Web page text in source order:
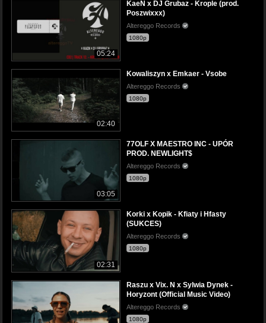
05:24
KaeN x DJ Grubaz - Krople (prod.
Poszwixxx)
Altereggo Records
1080p
02:40
Kowaliszyn x Emkaer - Vsobe
Altereggo Records
1080p
03:05
77OLF X MAESTRO INC - UPÓR
PROD. NEWLIGHT$
Altereggo Records
1080p
02:31
Korki x Kopik - Kfiaty i Hfasty
(SUKCES)
Altereggo Records
1080p
Raszu x Vix. N x Sylwia Dynek -
Horyzont (Official Music Video)
Altereggo Records
1080p